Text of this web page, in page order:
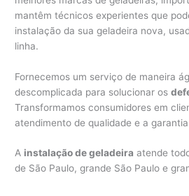
mantêm técnicos experientes que
instalação da sua geladeira nova,
linha.
Fornecemos um serviço de maneira
descomplicada para solucionar os
Transformamos consumidores em
atendimento de qualidade e a
A instalação de geladeira atende
de São Paulo, grande São Paulo e